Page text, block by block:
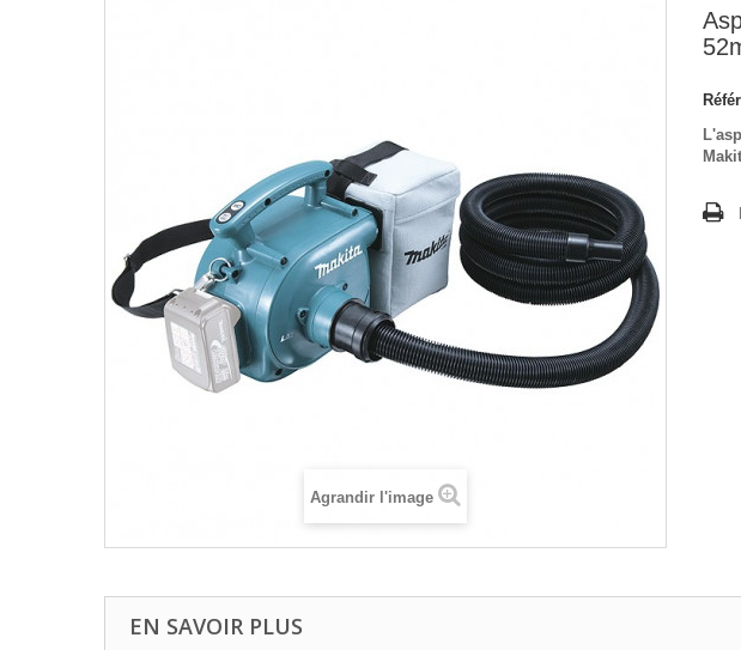
Agrandir l'image
EN SAVOIR PLUS